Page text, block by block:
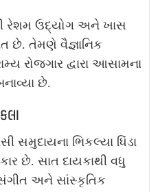
રેશમ ઉદ્યોગ અને ખાસ
છે. તેમણે વૈજ્ઞાનિક
રોજગાર દ્વારા આસામના
છે.
સમુદાયના ભિકલ્યા ધિંડા
છે. સાત દાયકાથી વધુ
અને સાંસ્કૃતિક